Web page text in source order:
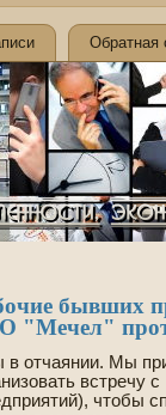
Обратная
бывших
"Мечел"
отчаянии. Мы
встречу
чтобы